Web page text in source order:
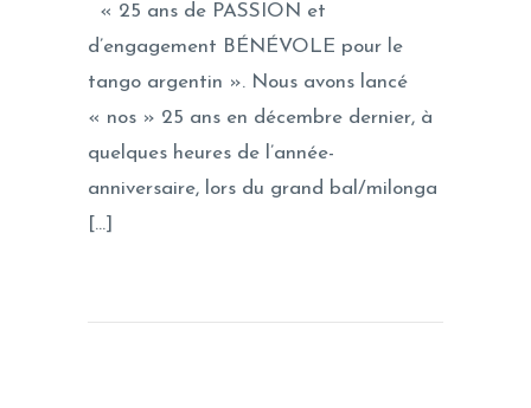
« 25 ans de PASSION et
d’engagement BÉNÉVOLE pour le
tango argentin ». Nous avons lancé
« nos » 25 ans en décembre dernier, à
quelques heures de l’année-
anniversaire, lors du grand bal/milonga
[…]